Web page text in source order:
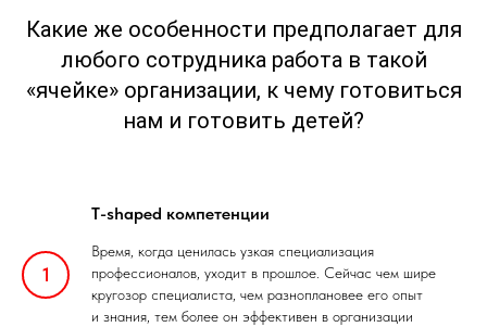
Какие же особенности предполагает для
любого сотрудника работа в такой
«ячейке» организации, к чему готовиться
нам и готовить детей?
T-shaped компетенции
Время, когда ценилась узкая специализация
профессионалов, уходит в прошлое. Сейчас чем шире
кругозор специалиста, чем разноплановее его опыт
и знания, тем более он эффективен в организации